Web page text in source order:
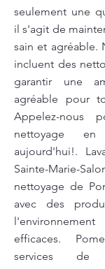
seulement une
il s'agit de
sain et agréable.
incluent des
garantir une
agréable pour
Appelez-nous
nettoyage
aujourd'hui!.
Sainte-Marie-
nettoyage de
avec des
efficaces.
services de